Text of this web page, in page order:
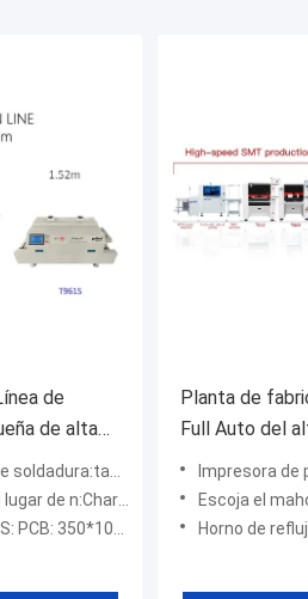
de
de alta
de 144
de trabajo 3250 (320*500mm)
cabezales, 50 ranuras de alimentación)
350*1000 mm
Planta de
Full Auto del
la fabricación
Impresora de pasta de
Escoja el mahcine
Horno de